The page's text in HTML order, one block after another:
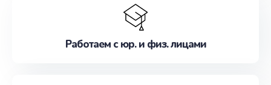
Работаем с юр. и физ. лицами